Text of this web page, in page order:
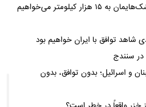
امام‌ جمعه اهواز: با افزایش برد موشک‌هایمان به ۱۵ هزار کیلومتر می‌خواهیم
شاهد توافق با ایران خواهیم بود
و اسرائیل؛ بدون توافق، بدون